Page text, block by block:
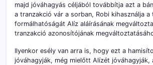
majd jóváhagyás céljából továbbítja azt a
a tranzakció vár a sorban, Robi kihasználja a
formálhatóságát Alíz aláírásának
tranzakció azonosítójának
Ilyenkor esély van arra is, hogy ezt a
jóváhagyják, még mielőtt Alízét jóváhagyják,